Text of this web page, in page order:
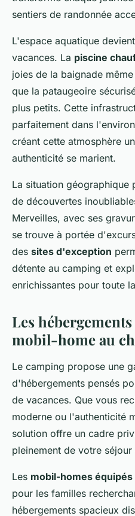
sentiers de randonnée
L'espace aquatique
vacances. La piscine
joies de la baignade
que la pataugeoire
plus petits. Cette
parfaitement dans
créant cette atmosphère
authenticité se marient.
La situation géographique
de découvertes
Merveilles, avec ses
se trouve à portée
des sites d'exception
détente au camping et
enrichissantes pour toute
Les
mobil-home au
Le camping propose une
d'hébergements pensés
de vacances. Que vous
moderne ou l'authenticité
solution offre un cadre
pleinement de votre
Les mobil-homes équipés
pour les familles
hébergements spacieux